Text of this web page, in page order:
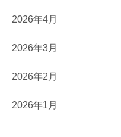
2026年4月
2026年3月
2026年2月
2026年1月